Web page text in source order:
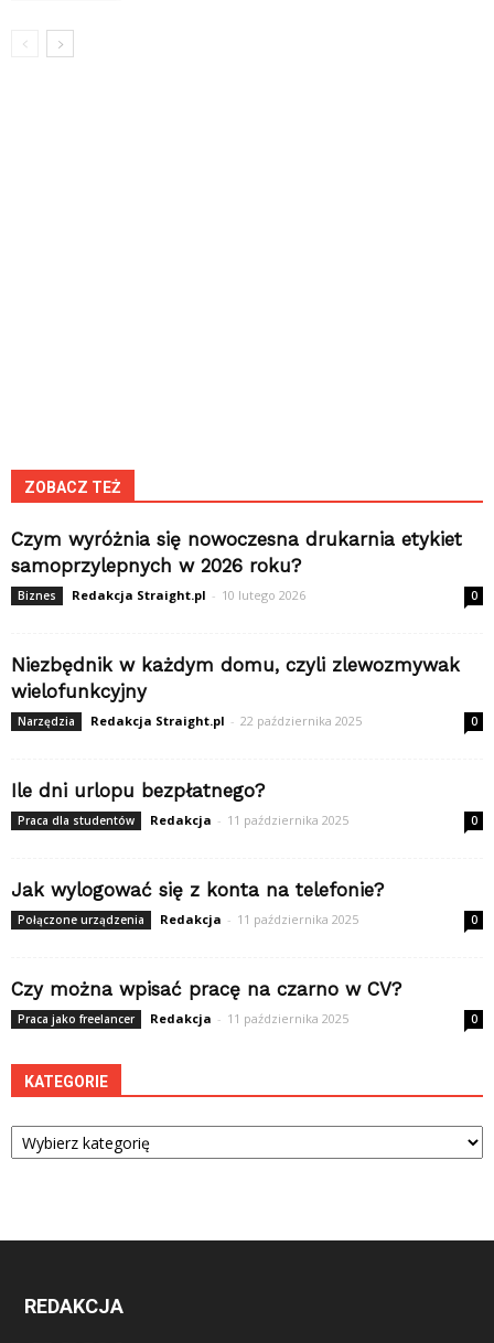
ZOBACZ TEŻ
Czym wyróżnia się nowoczesna drukarnia etykiet
samoprzylepnych w 2026 roku?
Biznes Redakcja Straight.pl - 10 lutego 2026 0
Niezbędnik w każdym domu, czyli zlewozmywak
wielofunkcyjny
Narzędzia Redakcja Straight.pl - 22 października 2025 0
Ile dni urlopu bezpłatnego?
Praca dla studentów Redakcja - 11 października 2025 0
Jak wylogować się z konta na telefonie?
Połączone urządzenia Redakcja - 11 października 2025 0
Czy można wpisać pracę na czarno w CV?
Praca jako freelancer Redakcja - 11 października 2025 0
KATEGORIE
Kategorie
REDAKCJA